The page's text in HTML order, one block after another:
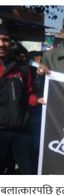
बलात्कारपछि